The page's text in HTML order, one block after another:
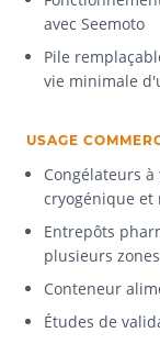
avec Seemoto
Pile
vie minimale
USAGE
Congélateurs
cryogénique et
Entrepôts
plusieurs zones
Conteneur
Études de